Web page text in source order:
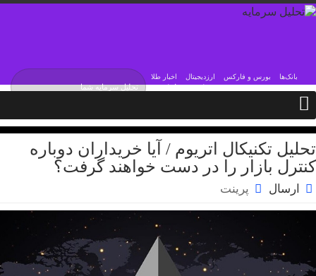
اخبار طلا ارزدیجیتال بورس و فارکس بانک‌ها
دوشنبه / ۱۹ مرداد / ۱۴۰۵
تحلیل تکنیکال اتریوم / آیا خریداران دوباره
کنترل بازار را در دست خواهند گرفت؟
ارسال پرینت